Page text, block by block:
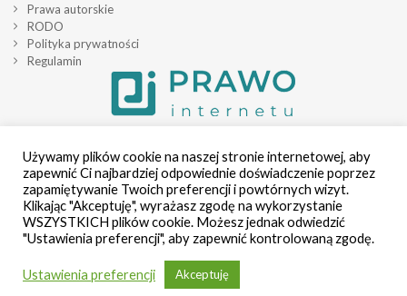
Prawa autorskie
RODO
Polityka prywatności
Regulamin
Wszelkie prawa zastrzeżone przez Prawo Internetu 2026
Używamy plików cookie na naszej stronie internetowej, aby
zapewnić Ci najbardziej odpowiednie doświadczenie poprzez
zapamiętywanie Twoich preferencji i powtórnych wizyt.
Klikając "Akceptuję", wyrażasz zgodę na wykorzystanie
WSZYSTKICH plików cookie. Możesz jednak odwiedzić
"Ustawienia preferencji", aby zapewnić kontrolowaną zgodę.
Ustawienia preferencji Akceptuję